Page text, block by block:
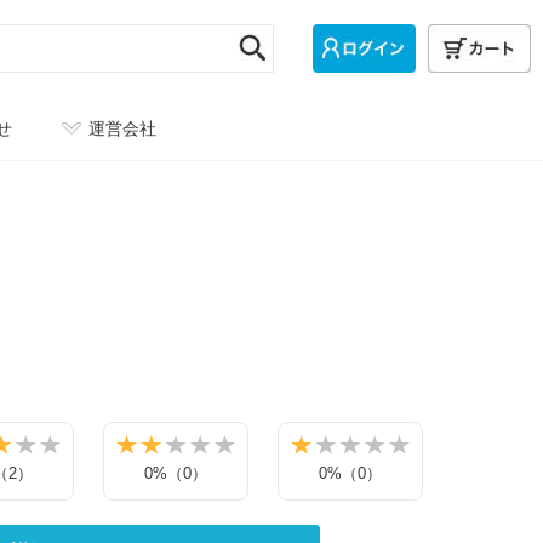
運営会社
2） 0%（0） 0%（0）